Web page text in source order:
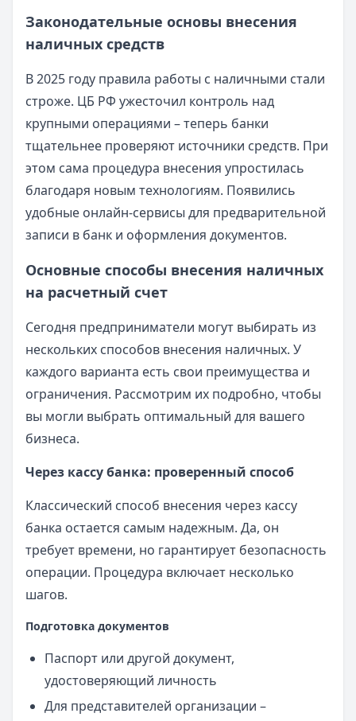
Законодательные основы внесения
наличных средств
В 2025 году правила работы с наличными стали
строже. ЦБ РФ ужесточил контроль над
крупными операциями – теперь банки
тщательнее проверяют источники средств. При
этом сама процедура внесения упростилась
благодаря новым технологиям. Появились
удобные онлайн-сервисы для предварительной
записи в банк и оформления документов.
Основные способы внесения наличных
на расчетный счет
Сегодня предприниматели могут выбирать из
нескольких способов внесения наличных. У
каждого варианта есть свои преимущества и
ограничения. Рассмотрим их подробно, чтобы
вы могли выбрать оптимальный для вашего
бизнеса.
Через кассу банка: проверенный способ
Классический способ внесения через кассу
банка остается самым надежным. Да, он
требует времени, но гарантирует безопасность
операции. Процедура включает несколько
шагов.
Подготовка документов
Паспорт или другой документ,
удостоверяющий личность
Для представителей организации –